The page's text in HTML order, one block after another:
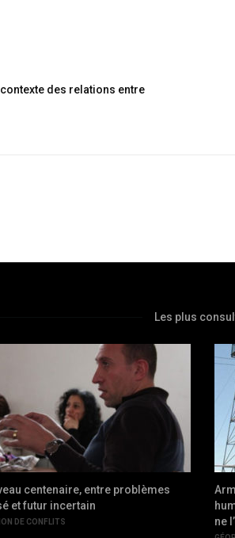
des relations entre
Les plus
centenaire, entre problèmes
et futur incertain
DE CONFLITS
ne